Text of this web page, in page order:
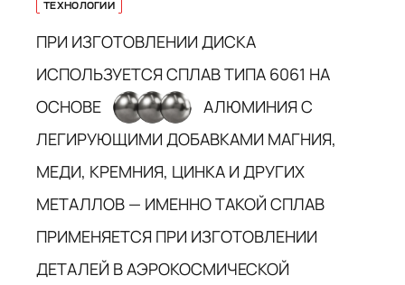
ТЕХНОЛОГИИ
ПРИ ИЗГОТОВЛЕНИИ ДИСКА
ИСПОЛЬЗУЕТСЯ СПЛАВ ТИПА 6061 НА
ОСНОВЕ
АЛЮМИНИЯ С
ЛЕГИРУЮЩИМИ ДОБАВКАМИ МАГНИЯ,
МЕДИ, КРЕМНИЯ, ЦИНКА И ДРУГИХ
МЕТАЛЛОВ — ИМЕННО ТАКОЙ СПЛАВ
ПРИМЕНЯЕТСЯ ПРИ ИЗГОТОВЛЕНИИ
ДЕТАЛЕЙ В АЭРОКОСМИЧЕСКОЙ